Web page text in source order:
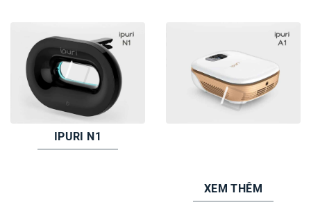
IPURI N1
XEM THÊM